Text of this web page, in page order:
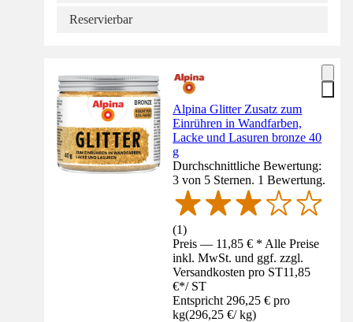
Reservierbar
Alpina Glitter Zusatz zum
Einrühren in Wandfarben,
Lacke und Lasuren bronze 40
g
Durchschnittliche Bewertung:
3 von 5 Sternen. 1 Bewertung.
(1)
Preis — 11,85 € * Alle Preise
inkl. MwSt. und ggf. zzgl.
Versandkosten pro ST11,85
€*/ ST
Entspricht 296,25 € pro
kg(296,25 €/ kg)